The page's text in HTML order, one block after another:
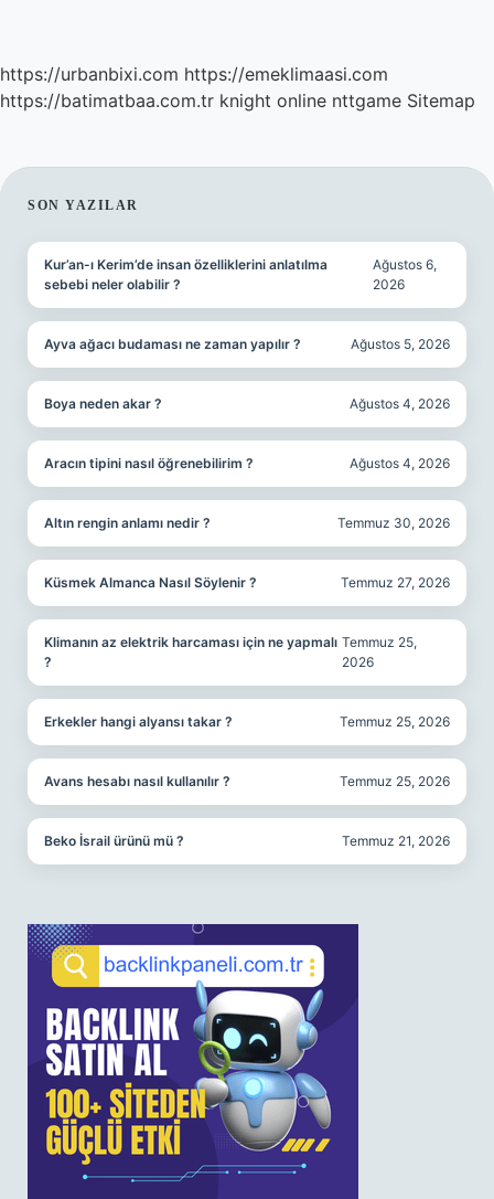
https://urbanbixi.com https://emeklimaasi.com
https://batimatbaa.com.tr knight online nttgame Sitemap
SIDEBAR
SON YAZILAR
Kur’an-ı Kerim’de insan özelliklerini anlatılma
sebebi neler olabilir ?
Ağustos 6,
2026
Ayva ağacı budaması ne zaman yapılır ? Ağustos 5, 2026
Boya neden akar ? Ağustos 4, 2026
Aracın tipini nasıl öğrenebilirim ? Ağustos 4, 2026
Altın rengin anlamı nedir ? Temmuz 30, 2026
Küsmek Almanca Nasıl Söylenir ? Temmuz 27, 2026
Klimanın az elektrik harcaması için ne yapmalı
?
Temmuz 25,
2026
Erkekler hangi alyansı takar ? Temmuz 25, 2026
Avans hesabı nasıl kullanılır ? Temmuz 25, 2026
Beko İsrail ürünü mü ? Temmuz 21, 2026